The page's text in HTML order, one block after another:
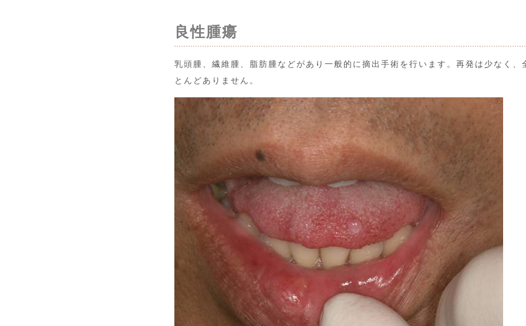
良性腫瘍
乳頭腫、繊維腫、脂肪腫などがあり一般的に摘出手術を行います。再発は少なく、
とんどありません。